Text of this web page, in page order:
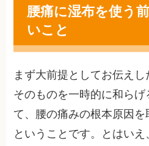
腰痛に湿布を使う
いこと
まず大前提としてお伝え
そのものを一時的に和ら
て、腰の痛みの根本原因
ということです。とはい